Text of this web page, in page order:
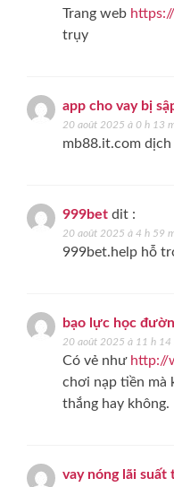
Trang web
trụy
app cho vay bị
20 août 2025 à 0 h 13
mb88.it.com
999bet dit :
20 août 2025 à 4 h 59
999bet.help hỗ
bạo lực học
20 août 2025 à 11 h 14
Có vẻ như http://
chơi nạp tiền mà
thắng hay không.
vay nóng lãi suất